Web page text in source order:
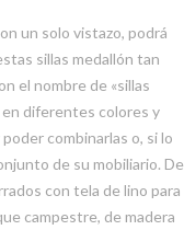
un solo vistazo, podrá
sillas medallón tan
el nombre de «sillas
diferentes colores y
combinarlas o, si lo
de su mobiliario. De
con tela de lino para
campestre, de madera